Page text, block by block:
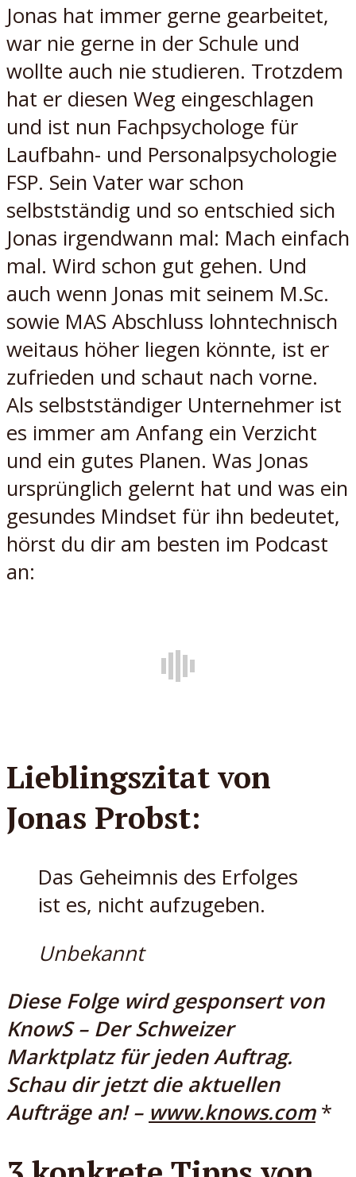
Jonas hat immer gerne gearbeitet,
war nie gerne in der Schule und
wollte auch nie studieren. Trotzdem
hat er diesen Weg eingeschlagen
und ist nun Fachpsychologe für
Laufbahn- und Personalpsychologie
FSP. Sein Vater war schon
selbstständig und so entschied sich
Jonas irgendwann mal: Mach einfach
mal. Wird schon gut gehen. Und
auch wenn Jonas mit seinem M.Sc.
sowie MAS Abschluss lohntechnisch
weitaus höher liegen könnte, ist er
zufrieden und schaut nach vorne.
Als selbstständiger Unternehmer ist
es immer am Anfang ein Verzicht
und ein gutes Planen. Was Jonas
ursprünglich gelernt hat und was ein
gesundes Mindset für ihn bedeutet,
hörst du dir am besten im Podcast
an:
Lieblingszitat von
Jonas Probst:
Das Geheimnis des Erfolges
ist es, nicht aufzugeben.
Unbekannt
Diese Folge wird gesponsert von
KnowS – Der Schweizer
Marktplatz für jeden Auftrag.
Schau dir jetzt die aktuellen
Aufträge an! – www.knows.com*